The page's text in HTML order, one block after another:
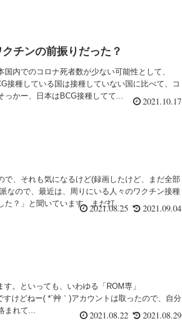
チンの前振りだった？
内でのコロナ死者数が少ない可能性として、
接種している国は接種していない国に比べて、コ
っかー、日本はBCG接種してて...
2021.10.17
、それも気になるけど(録画したけど、まだ全部
なので、最近は、周りにいる人々のワクチン接種
？」と聞いています。まだ打...
2021.08.25 2021.09.04
。といっても、いわゆる「ROM専」
けどねー( *´艸｀)アカウントは取ったので、自分
まれて...
2021.08.22 2021.08.29